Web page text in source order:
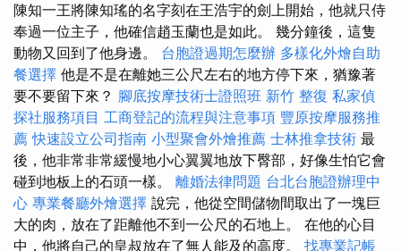
陳知一王將陳知瑤的名字刻在王浩宇的劍上開始，他就只侍
奉過一位主子，他確信趙玉蘭也是如此。 幾分鐘後，這隻
動物又回到了他身邊。 台胞證過期怎麼辦 多樣化外燴自助
餐選擇 他是不是在離她三公尺左右的地方停下來，猶豫著
要不要留下來？ 腳底按摩技術士證照班 新竹 整復 私家偵
探社服務項目 工商登記的流程與注意事項 豐原按摩服務推
薦快速設立公司指南 小型聚會外燴推薦 士林推拿技術 最
後，他非常非常緩慢地小心翼翼地放下臀部，好像生怕它會
碰到地板上的石頭一樣。 離婚法律問題 台北台胞證辦理中
心 專業餐廳外燴選擇 說完，他從空間儲物間取出了一塊巨
大的肉，放在了距離他不到一公尺的石地上。 在他的心目
中，他將自己的皇叔放在了無人能及的高度。 找專業記帳